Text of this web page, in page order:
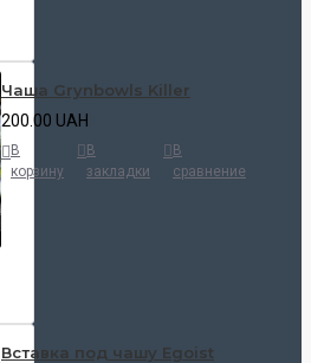
Чаша Grynbowls Killer
200.00 UAH
В
корзину
В
закладки
В
сравнение
Вставка под чашу Egoist